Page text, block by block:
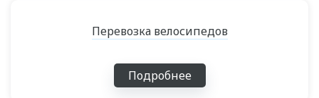
Перевозка велосипедов
Подробнее